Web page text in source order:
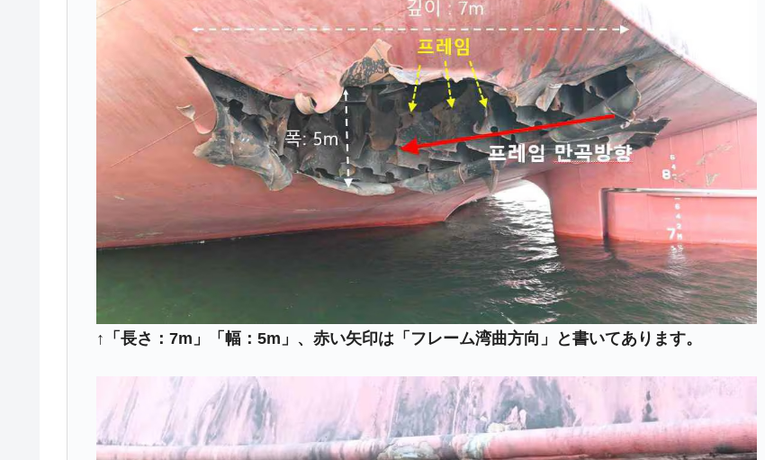
『Money1』 韓国･加徳島新国際空港「またも暗礁」の危機 ⇒ 10.7兆では損が出るからできない。
【速報】韓国株式市場の暴落・本日07月29日(水)もサイドカー・サーキットブレイカーの二段コンボ
発動！
IT産業は人を雇用する効果は低い。全産業の半分未満しか雇用を生まない
『Money1』 韓国「株式市場が賭博場のように変質したのは政界の責任だ」
韓国「2026年1Q 資金循環統計」面白い結果に。
韓国化学企業最大手『ロッテケミカル』純借入金が約8兆。信用格付け「ネガティブ」にダウン
『Money1』 韓国株式市場･暗黒の火曜日。サーキットブレイカーも発動！ 半導体2銘柄の暴落
Fact1 日本の誇る海洋資源調査船『白嶺』は先進技術の塊！
Fact1 夏の甲子園、優勝校を最も多く輩出している都道府県とは？
今話題の「楽天ライオンズ」とは？
奇跡の毛色「白毛馬」とは？
Fact1 全て勝つといくら？ 競馬GI競走で勝利騎手がもらえる賞金とは？
↑「長さ：7m」「幅：5m」、赤い矢印は「フレーム湾曲方向」と書いてあります。